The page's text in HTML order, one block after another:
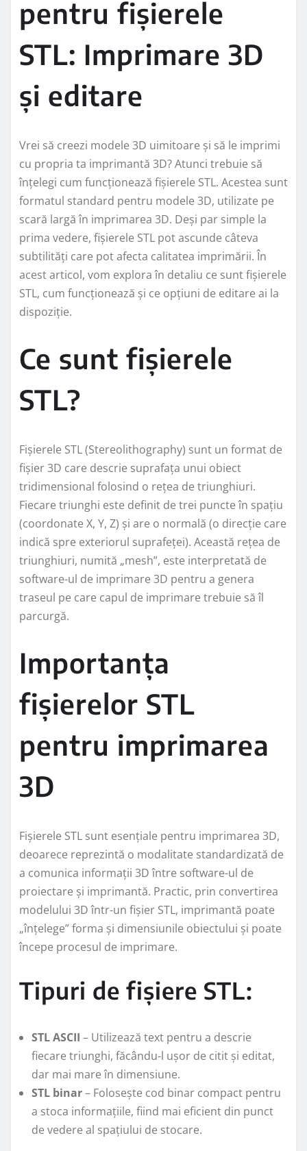
pentru fișierele
STL: Imprimare 3D
și editare
Vrei să creezi modele 3D uimitoare și să le imprimi
cu propria ta imprimantă 3D? Atunci trebuie să
înțelegi cum funcționează fișierele STL. Acestea sunt
formatul standard pentru modele 3D, utilizate pe
scară largă în imprimarea 3D. Deși par simple la
prima vedere, fișierele STL pot ascunde câteva
subtilități care pot afecta calitatea imprimării. În
acest articol, vom explora în detaliu ce sunt fișierele
STL, cum funcționează și ce opțiuni de editare ai la
dispoziție.
Ce sunt fișierele
STL?
Fișierele STL (Stereolithography) sunt un format de
fișier 3D care descrie suprafața unui obiect
tridimensional folosind o rețea de triunghiuri.
Fiecare triunghi este definit de trei puncte în spațiu
(coordonate X, Y, Z) și are o normală (o direcție care
indică spre exteriorul suprafeței). Această rețea de
triunghiuri, numită „mesh”, este interpretată de
software-ul de imprimare 3D pentru a genera
traseul pe care capul de imprimare trebuie să îl
parcurgă.
Importanța
fișierelor STL
pentru imprimarea
3D
Fișierele STL sunt esențiale pentru imprimarea 3D,
deoarece reprezintă o modalitate standardizată de
a comunica informații 3D între software-ul de
proiectare și imprimantă. Practic, prin convertirea
modelului 3D într-un fișier STL, imprimantă poate
„înțelege” forma și dimensiunile obiectului și poate
începe procesul de imprimare.
Tipuri de fișiere STL:
STL ASCII – Utilizează text pentru a descrie
fiecare triunghi, făcându-l ușor de citit și editat,
dar mai mare în dimensiune.
STL binar– Folosește cod binar compact pentru
a stoca informațiile, fiind mai eficient din punct
de vedere al spațiului de stocare.